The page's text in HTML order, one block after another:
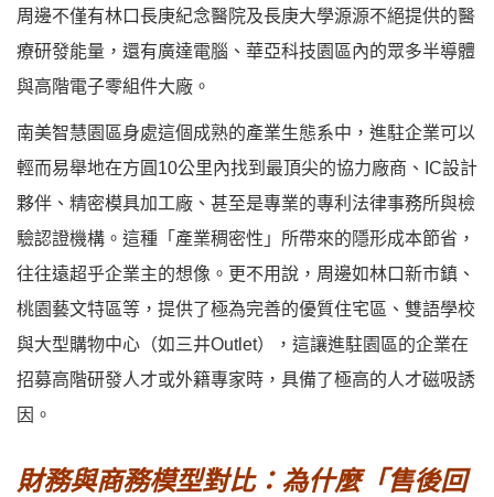
周邊不僅有林口長庚紀念醫院及長庚大學源源不絕提供的醫
療研發能量，還有廣達電腦、華亞科技園區內的眾多半導體
與高階電子零組件大廠。
南美智慧園區身處這個成熟的產業生態系中，進駐企業可以
輕而易舉地在方圓10公里內找到最頂尖的協力廠商、IC設計
夥伴、精密模具加工廠、甚至是專業的專利法律事務所與檢
驗認證機構。這種「產業稠密性」所帶來的隱形成本節省，
往往遠超乎企業主的想像。更不用說，周邊如林口新市鎮、
桃園藝文特區等，提供了極為完善的優質住宅區、雙語學校
與大型購物中心（如三井Outlet），這讓進駐園區的企業在
招募高階研發人才或外籍專家時，具備了極高的人才磁吸誘
因。
財務與商務模型對比：為什麼「售後回